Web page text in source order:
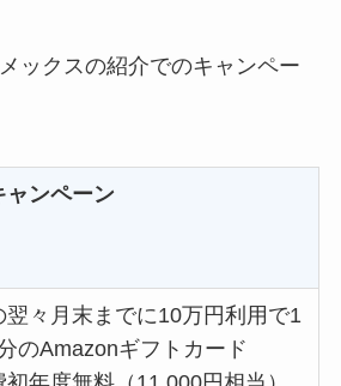
ックスの紹介でのキャンペー
ャンペーン
々月末までに10万円利用で1
のAmazonギフトカード